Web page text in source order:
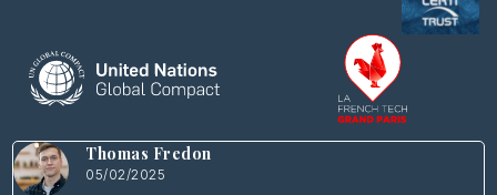
Thomas Fredon
05/02/2025